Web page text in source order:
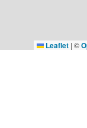
Leaflet | ©